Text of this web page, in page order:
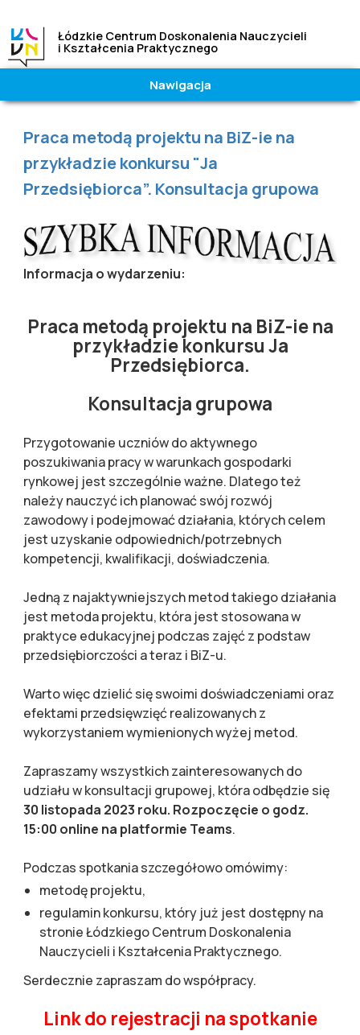
Łódzkie Centrum Doskonalenia Nauczycieli
i Kształcenia Praktycznego
Wielkość
A A A
Kontrast
Nawigacja
Jesteś tutaj
Praca metodą projektu na BiZ-ie na
przykładzie konkursu "Ja
Przedsiębiorca”. Konsultacja grupowa
Informacja o wydarzeniu:
Praca metodą projektu na BiZ-ie na
przykładzie konkursu Ja
Przedsiębiorca.
Konsultacja grupowa
Przygotowanie uczniów do aktywnego
poszukiwania pracy w warunkach gospodarki
rynkowej jest szczególnie ważne. Dlatego też
należy nauczyć ich planować swój rozwój
zawodowy i podejmować działania, których celem
jest uzyskanie odpowiednich/potrzebnych
kompetencji, kwalifikacji, doświadczenia.
Jedną z najaktywniejszych metod takiego działania
jest metoda projektu, która jest stosowana w
praktyce edukacyjnej podczas zajęć z podstaw
przedsiębiorczości a teraz i BiZ-u.
Warto więc dzielić się swoimi doświadczeniami oraz
efektami przedsięwzięć realizowanych z
wykorzystaniem wymienionych wyżej metod.
Zapraszamy wszystkich zainteresowanych do
udziału w konsultacji grupowej, która odbędzie się
30 listopada 2023 roku. Rozpoczęcie o godz.
15:00 online na platformie Teams.
Podczas spotkania szczegółowo omówimy:
metodę projektu,
regulamin konkursu, który już jest dostępny na
stronie Łódzkiego Centrum Doskonalenia
Nauczycieli i Kształcenia Praktycznego.
Serdecznie zapraszam do współpracy.
Link do rejestracji na spotkanie